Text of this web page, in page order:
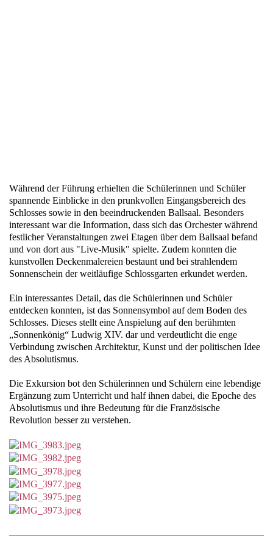
Während der Führung erhielten die Schülerinnen und Schüler
spannende Einblicke in den prunkvollen Eingangsbereich des
Schlosses sowie in den beeindruckenden Ballsaal. Besonders
interessant war die Information, dass sich das Orchester während
festlicher Veranstaltungen zwei Etagen über dem Ballsaal befand
und von dort aus "Live-Musik" spielte. Zudem konnten die
kunstvollen Deckenmalereien bestaunt und bei strahlendem
Sonnenschein der weitläufige Schlossgarten erkundet werden.
Ein interessantes Detail, das die Schülerinnen und Schüler
entdecken konnten, ist das Sonnensymbol auf dem Boden des
Schlosses. Dieses stellt eine Anspielung auf den berühmten
„Sonnenkönig“ Ludwig XIV. dar und verdeutlicht die enge
Verbindung zwischen Architektur, Kunst und der politischen Idee
des Absolutismus.
Die Exkursion bot den Schülerinnen und Schülern eine lebendige
Ergänzung zum Unterricht und half ihnen dabei, die Epoche des
Absolutismus und ihre Bedeutung für die Französische
Revolution besser zu verstehen.